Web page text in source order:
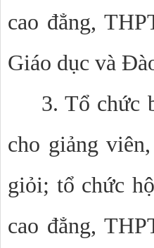
cao đẳng,
Giáo dục và
3. Tổ chức
cho giảng
giỏi; tổ chức
cao đẳng,